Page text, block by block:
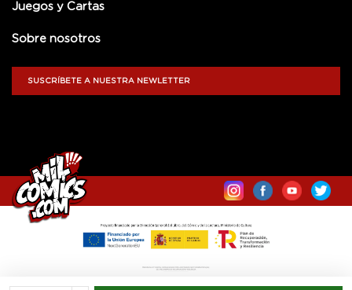
Juegos y Cartas
Sobre nosotros
SUSCRÍBETE A NUESTRA NEWLETTER